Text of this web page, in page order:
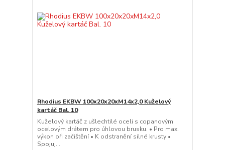
Rhodius EKBW 100x20x20xM14x2,0 Kuželový
kartáč Bal. 10
Kuželový kartáč z ušlechtilé oceli s copanovým
ocelovým drátem pro úhlovou brusku. • Pro max.
výkon při začištění • K odstranění silné krusty •
Spojuj...